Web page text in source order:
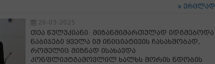
ვრცლად
26-03-2025
თეა წულუკიანი: მიზანმიმართულად იდგმებოდა
ნაბიჯები ყველა იმ ინიციატივის ჩასახშობად,
რომელიც მიზნად ისახავდა
კონფლიქტგამოვლილ ხალხს შორის ნდობის